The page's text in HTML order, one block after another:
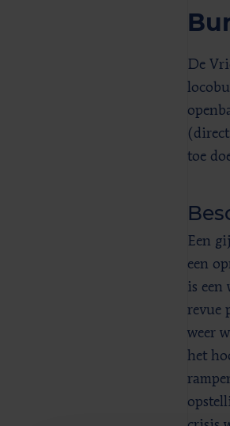
De
toe
Een
een
is een
revue
weer
het